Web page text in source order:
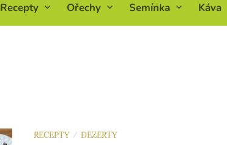
Recepty Ořechy Semínka Káva
RECEPTY / DEZERTY